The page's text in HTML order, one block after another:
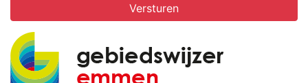
Versturen